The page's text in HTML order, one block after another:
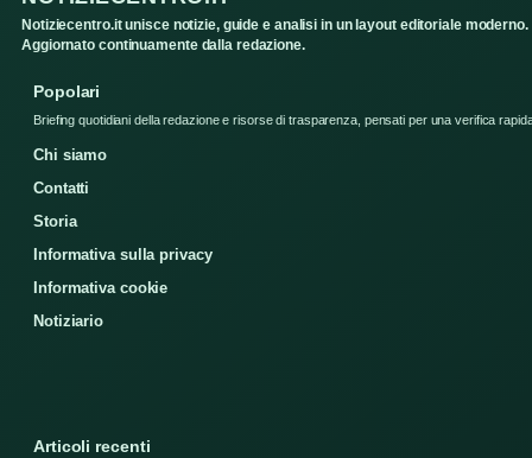
Notiziecentro.it unisce notizie, guide e analisi in un layout editoriale moderno.
Aggiornato continuamente dalla redazione.
Popolari
Briefing quotidiani della redazione e risorse di trasparenza, pensati per una verifica
Chi siamo
Contatti
Storia
Informativa sulla privacy
Informativa cookie
Notiziario
Articoli recenti